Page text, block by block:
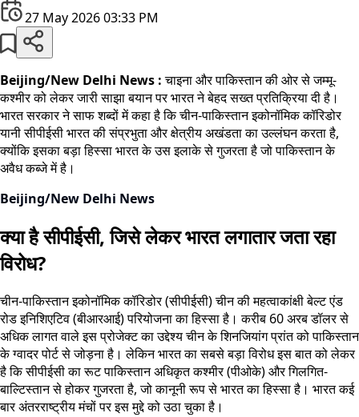
27 May 2026 03:33 PM
Beijing/New Delhi News :चाइना और पाकिस्तान की ओर से जम्मू-
कश्मीर को लेकर जारी साझा बयान पर भारत ने बेहद सख्त प्रतिक्रिया दी है।
भारत सरकार ने साफ शब्दों में कहा है कि चीन-पाकिस्तान इकोनॉमिक कॉरिडोर
यानी सीपीईसी भारत की संप्रभुता और क्षेत्रीय अखंडता का उल्लंघन करता है,
क्योंकि इसका बड़ा हिस्सा भारत के उस इलाके से गुजरता है जो पाकिस्तान के
अवैध कब्जे में है।
Beijing/New Delhi News
क्या है सीपीईसी, जिसे लेकर भारत लगातार जता रहा
विरोध?
चीन-पाकिस्तान इकोनॉमिक कॉरिडोर (सीपीईसी) चीन की महत्वाकांक्षी बेल्ट एंड
रोड इनिशिएटिव (बीआरआई) परियोजना का हिस्सा है। करीब 60 अरब डॉलर से
अधिक लागत वाले इस प्रोजेक्ट का उद्देश्य चीन के शिनजियांग प्रांत को पाकिस्तान
के ग्वादर पोर्ट से जोड़ना है। लेकिन भारत का सबसे बड़ा विरोध इस बात को लेकर
है कि सीपीईसी का रूट पाकिस्तान अधिकृत कश्मीर (पीओके) और गिलगित-
बाल्टिस्तान से होकर गुजरता है, जो कानूनी रूप से भारत का हिस्सा है। भारत कई
बार अंतरराष्ट्रीय मंचों पर इस मुद्दे को उठा चुका है।